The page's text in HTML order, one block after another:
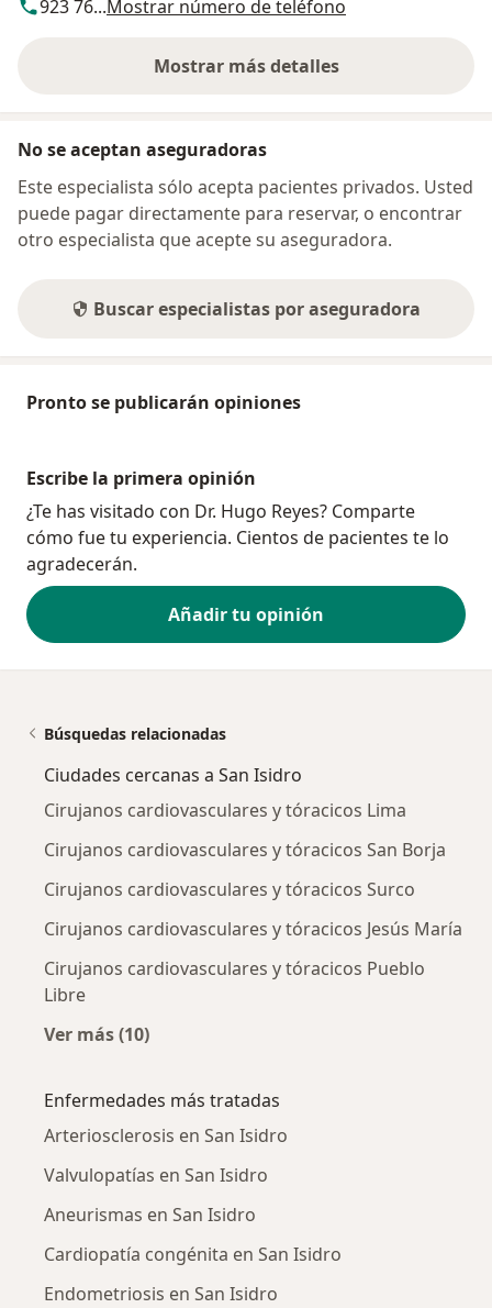
923 76...Mostrar número de teléfono
Mostrar más detalles
sobre la dirección
No se aceptan aseguradoras
Este especialista sólo acepta pacientes privados. Usted
puede pagar directamente para reservar, o encontrar
otro especialista que acepte su aseguradora.
Buscar especialistas por aseguradora
Pronto se publicarán opiniones
Escribe la primera opinión
¿Te has visitado con Dr. Hugo Reyes? Comparte
cómo fue tu experiencia. Cientos de pacientes te lo
agradecerán.
Añadir tu opinión
Búsquedas relacionadas
Ciudades cercanas a San Isidro
Cirujanos cardiovasculares y tóracicos Lima
Cirujanos cardiovasculares y tóracicos San Borja
Cirujanos cardiovasculares y tóracicos Surco
Cirujanos cardiovasculares y tóracicos Jesús María
Cirujanos cardiovasculares y tóracicos Pueblo
Libre
Ver más (10)
Enfermedades más tratadas
Arteriosclerosis en San Isidro
Valvulopatías en San Isidro
Aneurismas en San Isidro
Cardiopatía congénita en San Isidro
Endometriosis en San Isidro